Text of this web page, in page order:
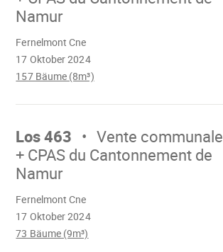
Namur
17 Oktober 2024
Fernelmont Cne
157 Bäume (8m³)
Mach
Los 463
Vente communale
+ CPAS du Cantonnement de
Namur
17 Oktober 2024
Fernelmont Cne
73 Bäume (9m³)